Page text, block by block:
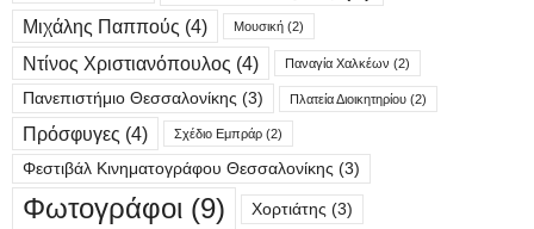
Μιχάλης Παππούς (4) Μουσική (2)
Ντίνος Χριστιανόπουλος (4) Παναγία Χαλκέων (2)
Πανεπιστήμιο Θεσσαλονίκης (3) Πλατεία Διοικητηρίου (2)
Πρόσφυγες (4) Σχέδιο Εμπράρ (2)
Φεστιβάλ Κινηματογράφου Θεσσαλονίκης (3)
Φωτογράφοι (9) Χορτιάτης (3)